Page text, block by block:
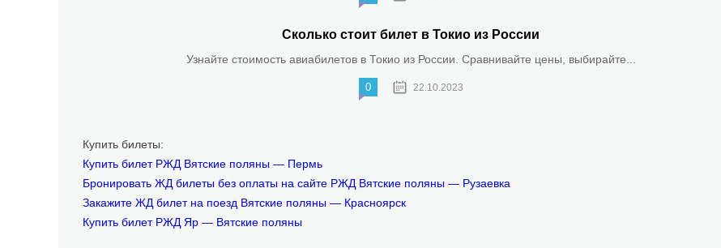
Сколько стоит билет в Токио из России
Узнайте стоимость авиабилетов в Токио из России. Сравнивайте цены, выбирайте...
0 22.10.2023
Купить билеты:
Купить билет РЖД Вятские поляны — Пермь
Бронировать ЖД билеты без оплаты на сайте РЖД Вятские поляны — Рузаевка
Закажите ЖД билет на поезд Вятские поляны — Красноярск
Купить билет РЖД Яр — Вятские поляны